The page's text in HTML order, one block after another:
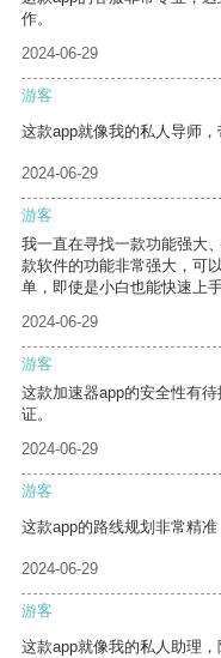
作。
2024-06-29
游客
这款app就像我的私人导师，
2024-06-29
游客
我一直在寻找一款功能强大
款软件的功能非常强大，可
单，即使是小白也能快速上手
2024-06-29
游客
这款加速器app的安全性有
证。
2024-06-29
游客
这款app的路线规划非常精准
2024-06-29
游客
这款app就像我的私人助理，